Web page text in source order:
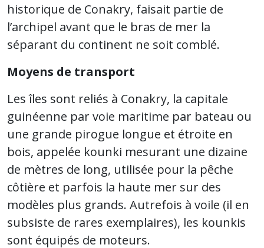
historique de Conakry, faisait partie de
l’archipel avant que le bras de mer la
séparant du continent ne soit comblé.
Moyens de transport
Les îles sont reliés à Conakry, la capitale
guinéenne par voie maritime par bateau ou
une grande pirogue longue et étroite en
bois, appelée kounki mesurant une dizaine
de mètres de long, utilisée pour la pêche
côtière et parfois la haute mer sur des
modèles plus grands. Autrefois à voile (il en
subsiste de rares exemplaires), les kounkis
sont équipés de moteurs.